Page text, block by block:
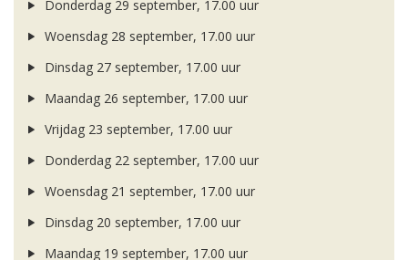
Donderdag 29 september, 17.00 uur
Woensdag 28 september, 17.00 uur
Dinsdag 27 september, 17.00 uur
Maandag 26 september, 17.00 uur
Vrijdag 23 september, 17.00 uur
Donderdag 22 september, 17.00 uur
Woensdag 21 september, 17.00 uur
Dinsdag 20 september, 17.00 uur
Maandag 19 september, 17.00 uur